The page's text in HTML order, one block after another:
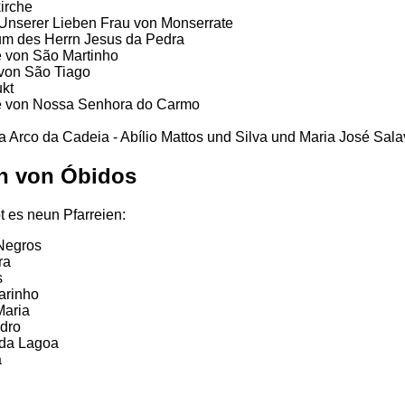
Lieben Frau von Monserrate
des Herrn Jesus da Pedra
von São Martinho
São Tiago
von Nossa Senhora do Carmo
Arco da Cadeia - Abílio Mattos und Silva und Maria José
von Óbidos
es neun Pfarreien:
Lagoa